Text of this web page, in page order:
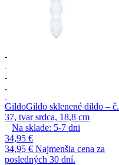
GildoGildo sklenené dildo – č.
37, tvar srdca, 18,8 cm
Na sklade: 5-7 dni
34,95 €
34,95 € Najmenšia cena za
posledných 30 dní.